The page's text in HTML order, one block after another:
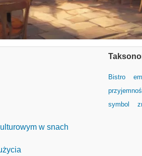
w snach
Bistro
symbol